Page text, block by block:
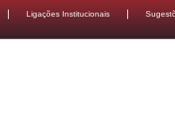
Ligações Institucionais